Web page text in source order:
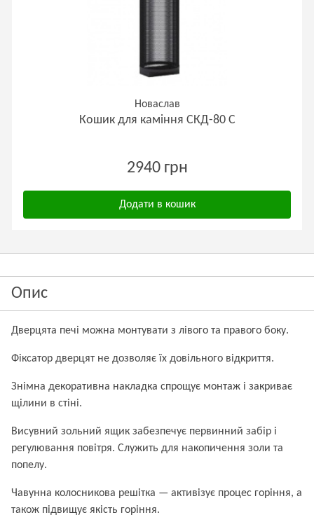
Новаслав
Кошик для каміння СКД-80 С
2940 грн
Додати в кошик
Опис
Дверцята печі можна монтувати з лівого та правого боку.
Фіксатор дверцят не дозволяє їх довільного відкриття.
Знімна декоративна накладка спрощує монтаж і закриває
щілини в стіні.
Висувний зольний ящик забезпечує первинний забір і
регулювання повітря. Служить для накопичення золи та
попелу.
Чавунна колосникова решітка — активізує процес горіння, а
також підвищує якість горіння.